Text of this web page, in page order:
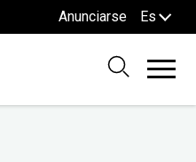
Anunciarse Es